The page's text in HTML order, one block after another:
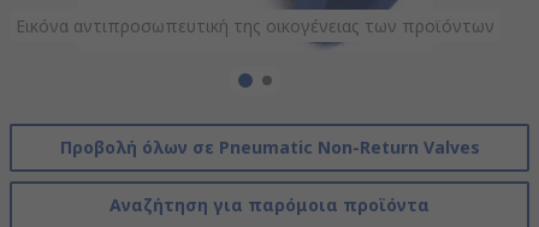
Εικόνα αντιπροσωπευτική της οικογένειας των προϊόντων
Εικόνα αντιπροσωπευτική της οικογένειας των προϊόντων
Προβολή όλων σε Pneumatic Non-Return Valves
Αναζήτηση για παρόμοια προϊόντα